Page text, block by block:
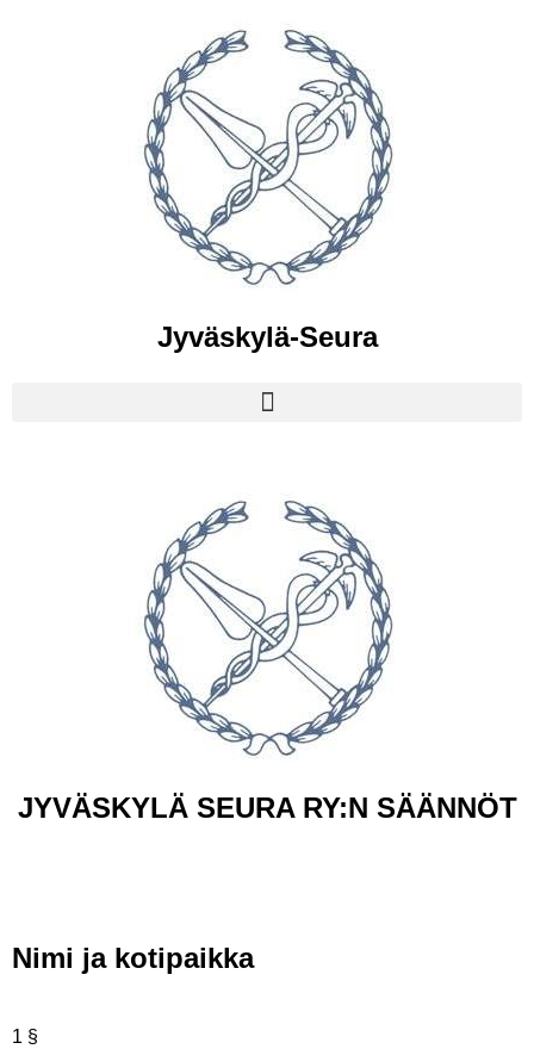
Jyväskylä-Seura
JYVÄSKYLÄ SEURA RY:N SÄÄNNÖT
Nimi ja kotipaikka
1 §